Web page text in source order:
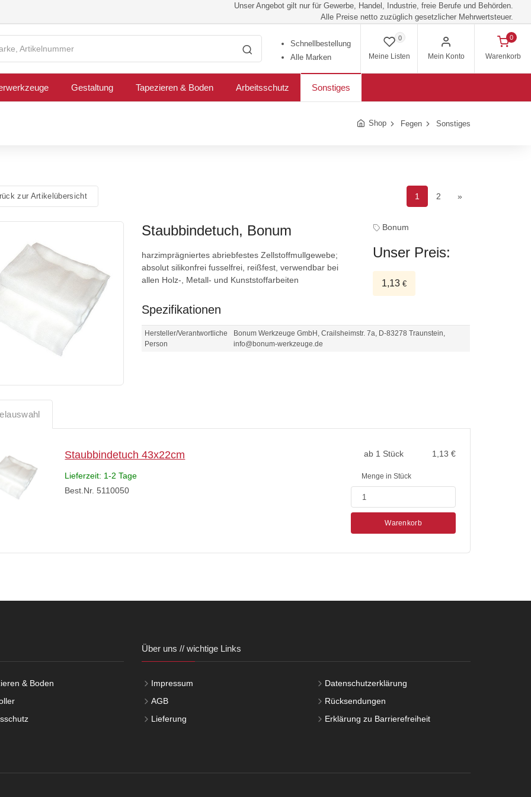
Unser Angebot gilt nur für Gewerbe, Handel, Industrie, freie Berufe und Behörden.
Alle Preise netto zuzüglich gesetzlicher Mehrwertsteuer.
Schnellbestellung
Alle Marken
0
Meine Listen Mein Konto
0
Warenkorb
Gestaltung Tapezieren & Boden Arbeitsschutz Sonstiges
Shop Fegen Sonstiges
zur Artikelübersicht 1 2 »
Staubbindetuch, Bonum
harzimprägniertes abriebfestes Zellstoffmullgewebe;
absolut silikonfrei fusselfrei, reißfest, verwendbar bei
allen Holz-, Metall- und Kunststoffarbeiten
Bonum
Unser Preis:
1,13€
Spezifikationen
Hersteller/Verantwortliche
Person
Bonum Werkzeuge GmbH, Crailsheimstr. 7a, D-83278 Traunstein,
info@bonum-werkzeuge.de
Staubbindetuch 43x22cm
Lieferzeit: 1-2 Tage
Best.Nr. 5110050
ab 1 Stück 1,13 €
Menge in Stück
Warenkorb
& Boden
Über uns // wichtige Links
Impressum
AGB
Lieferung
Datenschutzerklärung
Rücksendungen
Erklärung zu Barrierefreiheit